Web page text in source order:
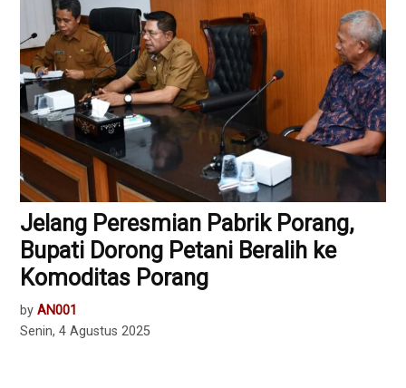
Jelang Peresmian Pabrik Porang,
Bupati Dorong Petani Beralih ke
Komoditas Porang
by AN001
Senin, 4 Agustus 2025